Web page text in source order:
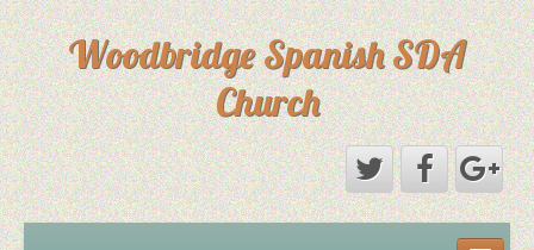
Woodbridge Spanish SDA
Church